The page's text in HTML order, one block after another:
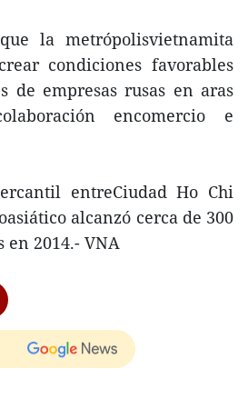
la metrópolisvietnamita
condiciones favorables
de empresas rusas en aras
encomercio e
entreCiudad Ho Chi
alcanzó cerca de 300
2014.- VNA